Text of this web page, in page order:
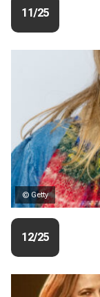
11/25
© Getty
12/25